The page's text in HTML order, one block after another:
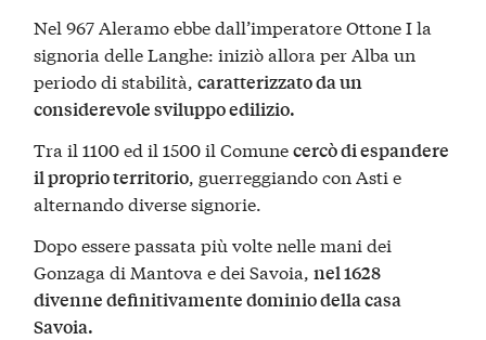
Nel 967 Aleramo ebbe dall’imperatore Ottone I la
signoria delle Langhe: iniziò allora per Alba un
periodo di stabilità,caratterizzato da un
considerevole sviluppo edilizio.
Tra il 1100 ed il 1500 il Comunecercò di espandere
il proprio territorio, guerreggiando con Asti e
alternando diverse signorie.
Dopo essere passata più volte nelle mani dei
Gonzaga di Mantova e dei Savoia,nel 1628
divenne definitivamente dominio della casa
Savoia.